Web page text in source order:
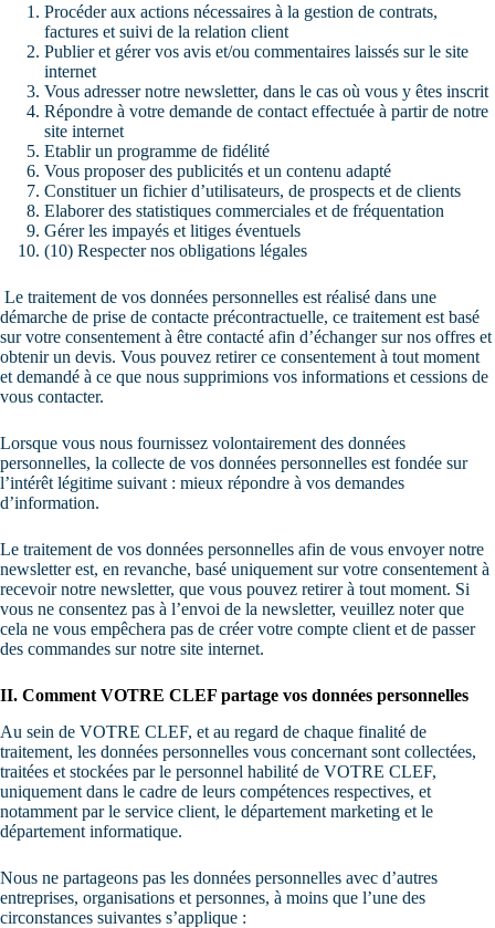
Procéder aux actions nécessaires à la gestion de contrats,
factures et suivi de la relation client
Publier et gérer vos avis et/ou commentaires laissés sur le site
internet
Vous adresser notre newsletter, dans le cas où vous y êtes inscrit
Répondre à votre demande de contact effectuée à partir de notre
site internet
Etablir un programme de fidélité
Vous proposer des publicités et un contenu adapté
Constituer un fichier d’utilisateurs, de prospects et de clients
Elaborer des statistiques commerciales et de fréquentation
Gérer les impayés et litiges éventuels
(10) Respecter nos obligations légales
Le traitement de vos données personnelles est réalisé dans une
démarche de prise de contacte précontractuelle, ce traitement est basé
sur votre consentement à être contacté afin d’échanger sur nos offres et
obtenir un devis. Vous pouvez retirer ce consentement à tout moment
et demandé à ce que nous supprimions vos informations et cessions de
vous contacter.
Lorsque vous nous fournissez volontairement des données
personnelles, la collecte de vos données personnelles est fondée sur
l’intérêt légitime suivant : mieux répondre à vos demandes
d’information.
Le traitement de vos données personnelles afin de vous envoyer notre
newsletter est, en revanche, basé uniquement sur votre consentement à
recevoir notre newsletter, que vous pouvez retirer à tout moment. Si
vous ne consentez pas à l’envoi de la newsletter, veuillez noter que
cela ne vous empêchera pas de créer votre compte client et de passer
des commandes sur notre site internet.
II. Comment VOTRE CLEF partage vos données personnelles
Au sein de VOTRE CLEF, et au regard de chaque finalité de
traitement, les données personnelles vous concernant sont collectées,
traitées et stockées par le personnel habilité de VOTRE CLEF,
uniquement dans le cadre de leurs compétences respectives, et
notamment par le service client, le département marketing et le
département informatique.
Nous ne partageons pas les données personnelles avec d’autres
entreprises, organisations et personnes, à moins que l’une des
circonstances suivantes s’applique :